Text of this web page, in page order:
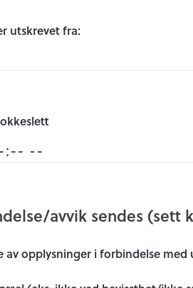
utskrevet fra:
avvik sendes (sett
opplysninger i forbindelse